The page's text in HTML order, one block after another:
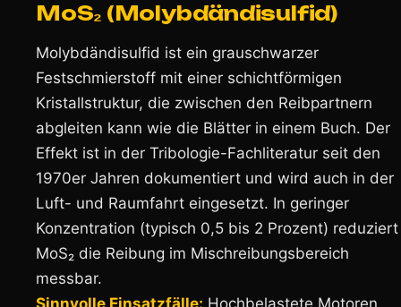
MoS₂ (Molybdändisulfid)
Molybdändisulfid ist ein grauschwarzer
Festschmierstoff mit einer schichtförmigen
Kristallstruktur, die zwischen den Reibpartnern
abgleiten kann wie die Blätter in einem Buch. Der
Effekt ist in der Tribologie-Fachliteratur seit den
1970er Jahren dokumentiert und wird auch in der
Luft- und Raumfahrt eingesetzt. In geringer
Konzentration (typisch 0,5 bis 2 Prozent) reduziert
MoS₂ die Reibung im Mischreibungsbereich
messbar.